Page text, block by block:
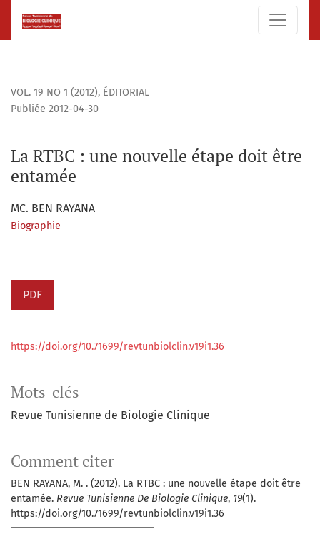
La RTBC : une nouvelle étape doit être entamée
VOL. 19 NO 1 (2012), ÉDITORIAL
La RTBC : une nouvelle étape doit être
entamée
Publiée 2012-04-30
MC. BEN RAYANA
Biographie
PDF
Mots-clés
Revue Tunisienne de Biologie Clinique
Comment citer
BEN RAYANA, M. . (2012). La RTBC : une nouvelle étape doit être
entamée. Revue Tunisienne De Biologie Clinique, 19(1).
https://doi.org/10.71699/revtunbiolclin.v19i1.36
https://doi.org/10.71699/revtunbiolclin.v19i1.36